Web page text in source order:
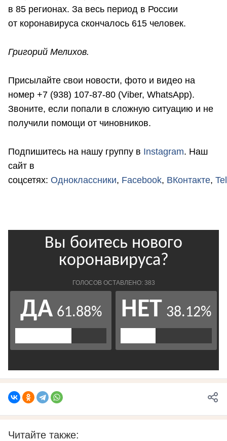
в 85 регионах. За весь период в России
от коронавируса скончалось 615 человек.
Григорий Мелихов.
Присылайте свои новости, фото и видео на
номер +7 (938) 107-87-80 (Viber, WhatsApp).
Звоните, если попали в сложную ситуацию и не
получили помощи от чиновников.
Подпишитесь на нашу группу в Instagram. Наш
сайт в
соцсетях: Одноклассники, Facebook, ВКонтакте,
Читайте также: